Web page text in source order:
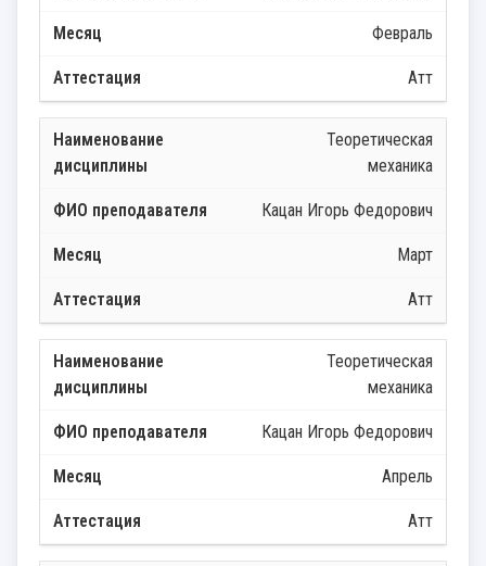
Февраль
Атт
Теоретическая
механика
Кацан Игорь Федорович
Март
Атт
Теоретическая
механика
Кацан Игорь Федорович
Апрель
Атт